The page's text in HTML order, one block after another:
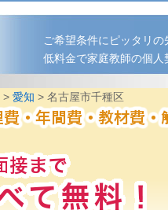
ご希望条件にピッタリ
低料金で家庭教師の個
> 愛知 > 名古屋市千種区